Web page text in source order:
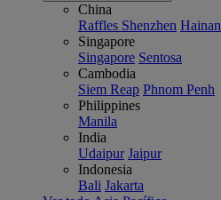
China
Raffles Shenzhen Hainan
Singapore
Singapore Sentosa
Cambodia
Siem Reap Phnom Penh
Philippines
Manila
India
Udaipur Jaipur
Indonesia
Bali Jakarta